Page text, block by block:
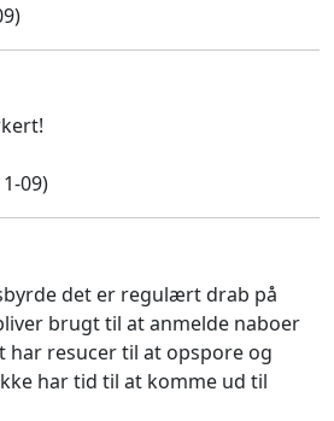
09)
det er regulært drab på
brugt til at anmelde naboer
resucer til at opspore og
har tid til at komme ud til